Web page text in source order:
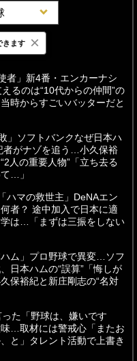
週間
者」新4番・エンカーナシ
るのは“10代からの仲間”の
時からすごいバッターだと
」ソフトバンクなぜ日本ハ
者がナゾを追う…小久保裕
人の重要人物”「立ち去る
…」
ハマの救世主」DeNAエン
者？ 途中加入で日本に適
は…「まずは三振をしない
ハム」プロ野球で異変…ソフ
日本ハムの“誤算”「悔しが
保裕紀と新庄剛志の“名対
た「野球は、嫌いです
…取材には警戒心「またお
と」タレント活動で上書き
きます ×